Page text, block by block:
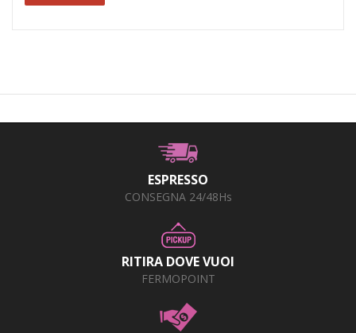
ESPRESSO
CONSEGNA 24/48Hs
RITIRA DOVE VUOI
FERMOPOINT